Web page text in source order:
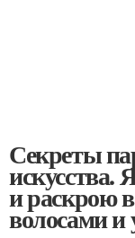
Секреты
искусства.
и раскрою
волосами и